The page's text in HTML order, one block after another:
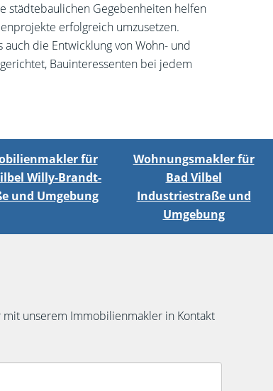
städtebaulichen Gegebenheiten helfen
erfolgreich umzusetzen.
die Entwicklung von Wohn- und
Bauinteressenten bei jedem
für
Willy-Brandt-
und Umgebung
Wohnungsmakler für
Bad Vilbel
Industriestraße und
Umgebung
unserem Immobilienmakler in Kontakt